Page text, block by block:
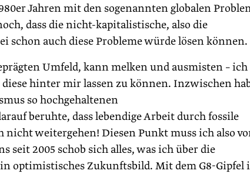
Jahren mit den sogenannten globalen
dass die nicht-kapitalistische, also die
schon auch diese Probleme würde lösen können.
Umfeld, kann melken und ausmisten – ich
hinter mir lassen zu können. Inzwischen
so hochgehaltenen
beruhte, dass lebendige Arbeit durch fossile
nicht weitergehen! Diesen Punkt muss ich also
seit 2005 schob sich alles, was ich über die
optimistisches Zukunftsbild. Mit dem G8-Gipfel